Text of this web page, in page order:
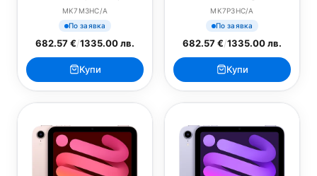
MK7M3HC/A
По заявка
682.57 €/1335.00 лв.
Купи
MK7P3HC/A
По заявка
682.57 €/1335.00 лв.
Купи